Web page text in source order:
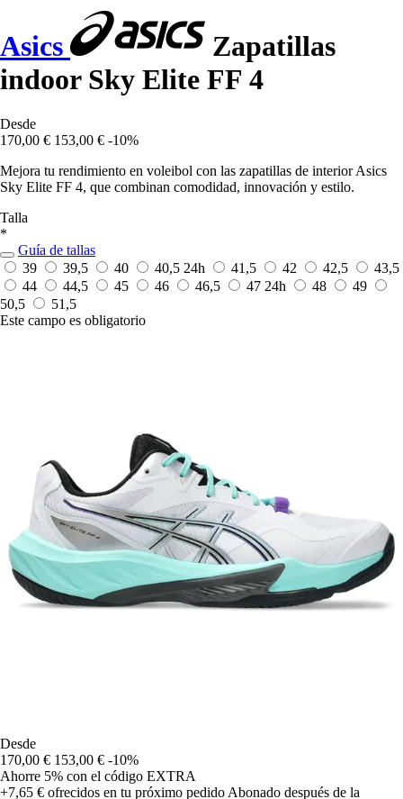
Asics
Zapatillas
indoor Sky Elite FF 4
Desde
170,00 € 153,00 € -10%
Mejora tu rendimiento en voleibol con las zapatillas de interior Asics
Sky Elite FF 4, que combinan comodidad, innovación y estilo.
Talla
*
Guía de tallas
39
39,5 40 40,5 24h 41,5 42 42,5
43,5
44
44,5 45 46 46,5 47 24h 48
49
50,5
51,5
Este campo es obligatorio
Desde
170,00 € 153,00 € -10%
Ahorre 5% con el código EXTRA
+7,65 € ofrecidos en tu próximo pedido Abonado después de la